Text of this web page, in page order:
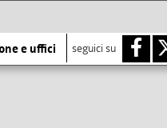
e uffici seguici su